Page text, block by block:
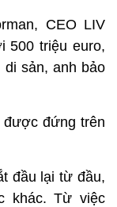
CEO LIV
500 triệu euro,
sản, anh bảo
được đứng trên
đầu lại từ đầu,
khác. Từ việc